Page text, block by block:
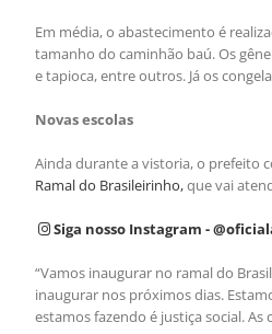
Em média, o abastecimento é
tamanho do caminhão baú. Os
e tapioca, entre outros. Já os
Novas escolas
Ainda durante a vistoria, o prefeito
Ramal do Brasileirinho,que vai
Siga nosso Instagram -
“Vamos inaugurar no ramal do
inaugurar nos próximos dias.
estamos fazendo é justiça social.